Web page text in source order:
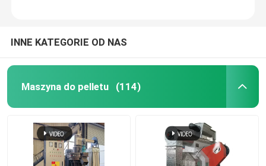
INNE KATEGORIE OD NAS
Maszyna do pelletu (114)